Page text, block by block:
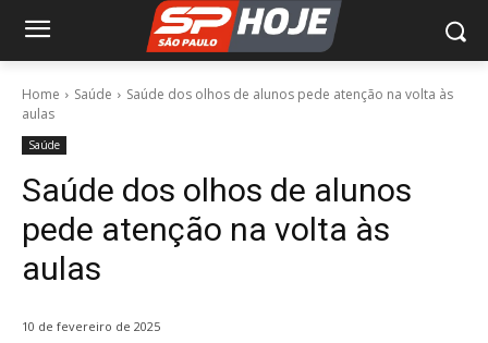
Home Saúde
Saúde dos olhos de alunos pede atenção na volta às
aulas
Saúde
Saúde dos olhos de alunos
pede atenção na volta às
aulas
10 de fevereiro de 2025